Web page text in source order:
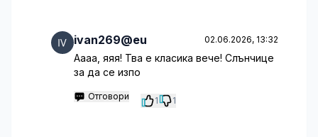
ivan269@eu 02.06.2026, 13:32
Аааа, яяя! Тва е класика вече! Слънчице
за да се изпо
Отговори 1 1